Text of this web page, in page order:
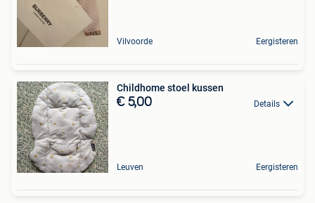
Vilvoorde Eergisteren
Childhome stoel kussen
€ 5,00 Details
Leuven Eergisteren